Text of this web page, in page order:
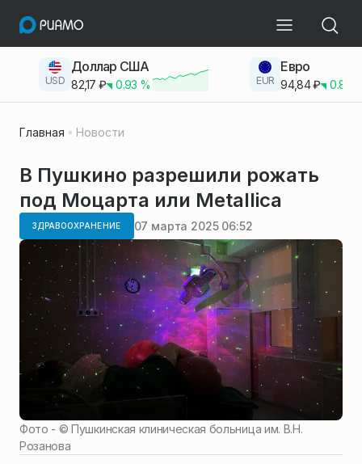
USD
Доллар США
82,17 ₽ 0.93 % EUR
Евро
94,84₽ 0.83
Главная Новости
В Пушкино разрешили рожать
под Моцарта или Metallica
ЗДРАВООХРАНЕНИЕ 07 марта 2025 06:52
Фото - ©Пушкинская клиническая больница им. В.Н.
Розанова